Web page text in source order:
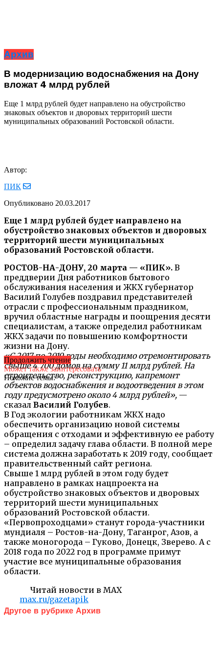
Архив
В модернизацию водоснабжения на Дону
вложат 4 млрд рублей
Еще 1 млрд рублей будет направлено на обустройство
знаковых объектов и дворовых территорий шести
муниципальных образований Ростовской области.
Автор:
ПИК
Опубликовано 20.03.2017
Еще 1 млрд рублей будет направлено на
обустройство знаковых объектов и дворовых
территорий шести муниципальных
образований Ростовской области.
РОСТОВ-НА-ДОНУ, 20 марта — «ПИК». В
преддверии Дня работников бытового
обслуживания населения и ЖКХ губернатор
Василий Голубев поздравил представителей
отрасли с профессиональным праздником,
вручил областные награды и поощрения десяти
специалистам, а также определил работникам
ЖКХ задачи по повышению комфортности
жизни на Дону.
«С 2017 по 2019 годы необходимо отремонтировать
свыше 4 700 домов на сумму 11 млрд рублей. На
строительство, реконструкцию, капремонт
объектов водоснабжения и водоотведения в этом
году предусмотрено около 4 млрд рублей», —
сказал Василий Голубев.
В Год экологии работникам ЖКХ надо
обеспечить организацию новой системы
обращения с отходами и эффективную ее работу
– определил задачу глава области. В полной мере
система должна заработать к 2019 году, сообщает
правительственный сайт региона.
Свыше 1 млрд рублей в этом году будет
направлено в рамках нацпроекта на
обустройство знаковых объектов и дворовых
территорий шести муниципальных
образований Ростовской области.
«Первопроходцами» станут города-участники
мундиаля – Ростов-на-Дону, Таганрог, Азов, а
также моногорода – Гуково, Донецк, Зверево. А с
2018 года по 2022 год в программе примут
участие все муниципальные образования
области.
Читай новости в MAX
max.ru/gazetapik
Продолжить чтение
Может также заинтересовать
Похожие темы:
Другое в рубрике Архив